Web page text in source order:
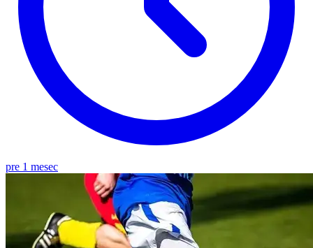
pre 1 mesec